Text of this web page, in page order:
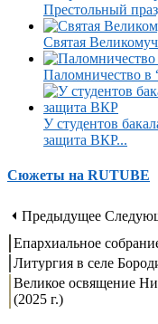
Престольный
Святая
Паломничество в
У студентов
защита ВКР...
Сюжеты на RUTUBE
⏴ Предыдущее
Епархиальное
Литургия в селе
Великое освящение
(2025 г.)